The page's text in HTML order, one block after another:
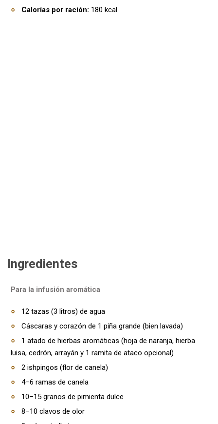
Calorías por ración: 180 kcal
Ingredientes
Para la infusión aromática
12 tazas (3 litros) de agua
Cáscaras y corazón de 1 piña grande (bien lavada)
1 atado de hierbas aromáticas (hoja de naranja, hierba
luisa, cedrón, arrayán y 1 ramita de ataco opcional)
2 ishpingos (flor de canela)
4–6 ramas de canela
10–15 granos de pimienta dulce
8–10 clavos de olor